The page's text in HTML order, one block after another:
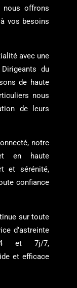
nous offrons
vos besoins
avec une
du
de haute
nous
de leurs
notre
en haute
et sérénité,
confiance
sur toute
d’astreinte
24 et 7j/7,
et efficace